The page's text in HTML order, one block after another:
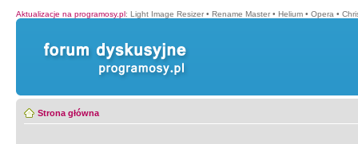
Aktualizacje na programosy.pl: Light Image Resizer • Rename Master • Helium • Opera •
Strona główna